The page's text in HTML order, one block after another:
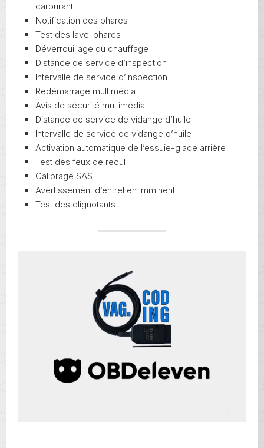
carburant
Notification des phares
Test des lave-phares
Déverrouillage du chauffage
Distance de service d’inspection
Intervalle de service d’inspection
Redémarrage multimédia
Avis de sécurité multimédia
Distance de service de vidange d’huile
Intervalle de service de vidange d’huile
Activation automatique de l’essuie-glace arrière
Test des feux de recul
Calibrage SAS
Avertissement d’entretien imminent
Test des clignotants